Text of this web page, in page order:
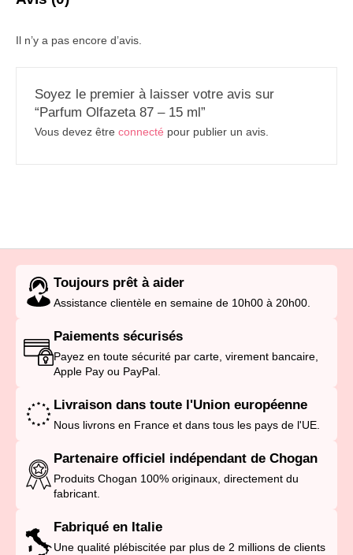
Il n’y a pas encore d’avis.
Soyez le premier à laisser votre avis sur
“Parfum Olfazeta 87 – 15 ml”
Vous devez être connecté pour publier un avis.
Toujours prêt à aider
Assistance clientèle en semaine de 10h00 à 20h00.
Paiements sécurisés
Payez en toute sécurité par carte, virement bancaire,
Apple Pay ou PayPal.
Livraison dans toute l'Union européenne
Nous livrons en France et dans tous les pays de l'UE.
Partenaire officiel indépendant de Chogan
Produits Chogan 100% originaux, directement du
fabricant.
Fabriqué en Italie
Une qualité plébiscitée par plus de 2 millions de clients